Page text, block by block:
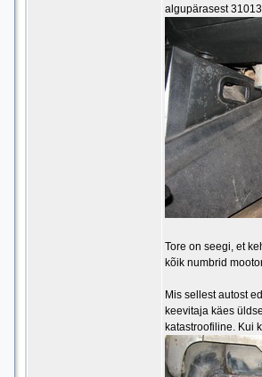
algupärasest
Tore on seegi, et
kõik numbrid
Mis sellest autost
keevitaja käes
katastroofiline. Kui